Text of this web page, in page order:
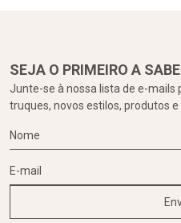
SEJA O PRIMEIRO A
Junte-se à nossa lista de e-mails
truques, novos estilos, produtos